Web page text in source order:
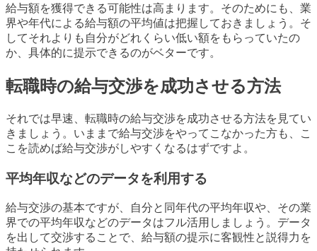
給与額を獲得できる可能性は高まります。そのためにも、業
界や年代による給与額の平均値は把握しておきましょう。そ
してそれよりも自分がどれくらい低い額をもらっていたの
か、具体的に提示できるのがベターです。
転職時の給与交渉を成功させる方法
それでは早速、転職時の給与交渉を成功させる方法を見てい
きましょう。いままで給与交渉をやってこなかった方も、こ
こを読めば給与交渉がしやすくなるはずですよ。
平均年収などのデータを利用する
給与交渉の基本ですが、自分と同年代の平均年収や、その業
界での平均年収などのデータはフル活用しましょう。データ
を出して交渉することで、給与額の提示に客観性と説得力を